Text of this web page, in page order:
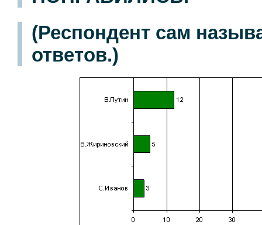
(Респондент сам
ответов.)